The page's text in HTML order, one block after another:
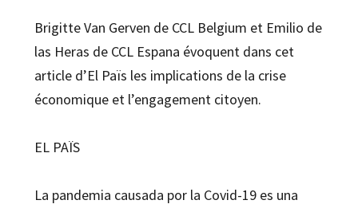
Brigitte Van Gerven de CCL Belgium et Emilio de
las Heras de CCL Espana évoquent dans cet
article d’El Païs les implications de la crise
économique et l’engagement citoyen.
EL PAÏS
La pandemia causada por la Covid-19 es una